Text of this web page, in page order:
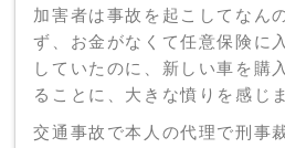
加害者は事故を起こしてなん
ず、お金がなくて任意保険に
していたのに、新しい車を購
ることに、大きな憤りを感じ
交通事故で本人の代理で刑事